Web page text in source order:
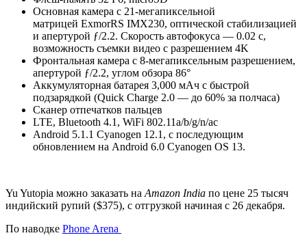
Основная камера с 21-мегапиксельной
матрицей ExmorRS IMX230, оптической стабилизацией
и апертурой ƒ/2.2. Скорость автофокуса — 0.02 с,
возможность съемки видео с разрешением 4K
Фронтальная камера с 8-мегапиксельным разрешением,
апертурой ƒ/2.2, углом обзора 86°
Аккумуляторная батарея 3,000 мАч с быстрой
подзарядкой (Quick Charge 2.0 — до 60% за полчаса)
Сканер отпечатков пальцев
LTE, Bluetooth 4.1, WiFi 802.11a/b/g/n/ac
Android 5.1.1 Cyanogen 12.1, с последующим
обновлением на Android 6.0 Cyanogen OS 13.
Yu Yutopia можно заказать на Amazon India по цене 25 тысяч
индийский рупий ($375), с отгрузкой начиная с 26 декабря.
По наводке Phone Arena